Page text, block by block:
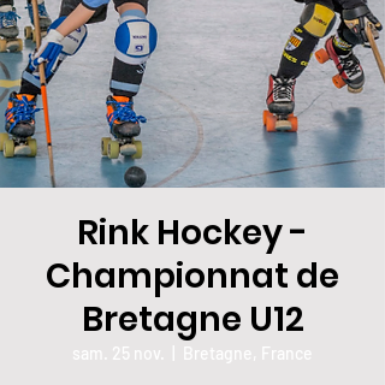
Rink Hockey -
Championnat de
Bretagne U12
sam. 25 nov. Bretagne, France